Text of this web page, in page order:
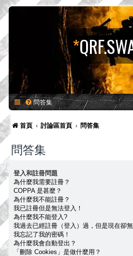
*
問答集
首頁 討論區首頁 問答集
問答集
登入和註冊問題
為什麼我需要註冊？
COPPA 是甚麼？
為什麼我不能註冊？
我已註冊但是無法登入！
為什麼我不能登入?
我過去已經註冊（登入）過，但是現在卻無
我忘記了我的密碼！
為什麼我會自動登出？
「刪除 Cookies」是做什麼用？